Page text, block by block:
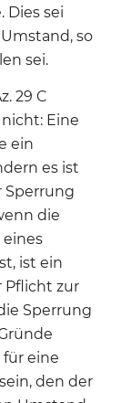
Dies sei
so
sei.
29 C
Eine
ein
es ist
Sperrung
die
ist ein
Pflicht zur
Sperrung
für eine
den der